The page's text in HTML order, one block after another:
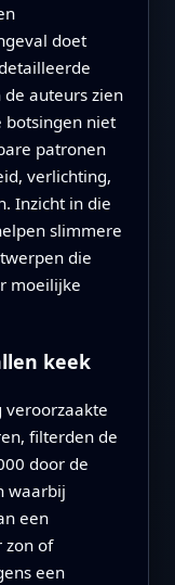
doet
auteurs zien
botsingen niet
patronen
verlichting,
Inzicht in die
slimmere
die
moeilijke
keek
veroorzaakte
filterden de
door de
waarbij
een
zon of
een